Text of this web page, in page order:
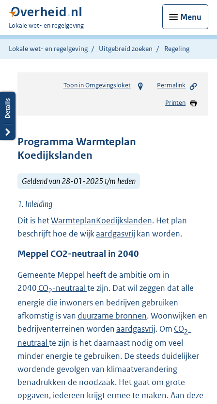
Menu
U
bent
hier:
Lokale wet- en regelgeving
Lokale wet- en regelgeving Uitgebreid zoeken Regeling
Toon in Omgevingsloket Permalink
Printen
Programma Warmteplan
Koedijkslanden
Geldend van 28-01-2025 t/m heden
1. Inleiding
Dit is hetWarmteplanKoedijkslanden. Het plan
beschrijft hoe de wijkaardgasvrij kan worden.
Meppel CO2-neutraal in 2040
Gemeente Meppel heeft de ambitie om in
2040 CO2-neutraalte zijn. Dat wil zeggen dat alle
energie die inwoners en bedrijven gebruiken
afkomstig is van duurzame bronnen. Woonwijken en
bedrijventerreinen wordenaardgasvrij. Om CO2-
neutraalte zijn is het daarnaast nodig om veel
minder energie te gebruiken. De steeds duidelijker
wordende gevolgen van klimaatverandering
benadrukken de noodzaak. Het gaat om grote
opgaven, iedereen krijgt ermee te maken. Aan deze